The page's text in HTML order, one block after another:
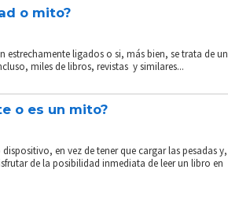
o mito?
ligados o si, más bien, se trata de un
miles de libros, revistas y similares...
o es un mito?
en vez de tener que cargar las pesadas y,
de la posibilidad inmediata de leer un libro en